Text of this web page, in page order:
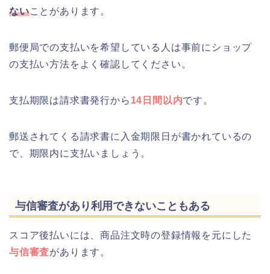
ないことがあります。
郵便局での支払いを希望している人は事前にショップ
の支払い方法をよく確認してください。
支払期限は請求書発行から 14日間以内です。
郵送されてくる請求書に入金期限日が書かれているの
で、期限内に支払いましょう。
与信審査があり利用できないこともある
スコア後払いには、商品注文時の登録情報を元にした
与信審査があります。